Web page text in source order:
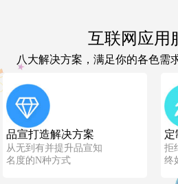
互联网应用
八大解决方案，满足你的各色需
品宣打造解决方案
从无到有并提升品宣知
名度的N种方式
定
拒
终